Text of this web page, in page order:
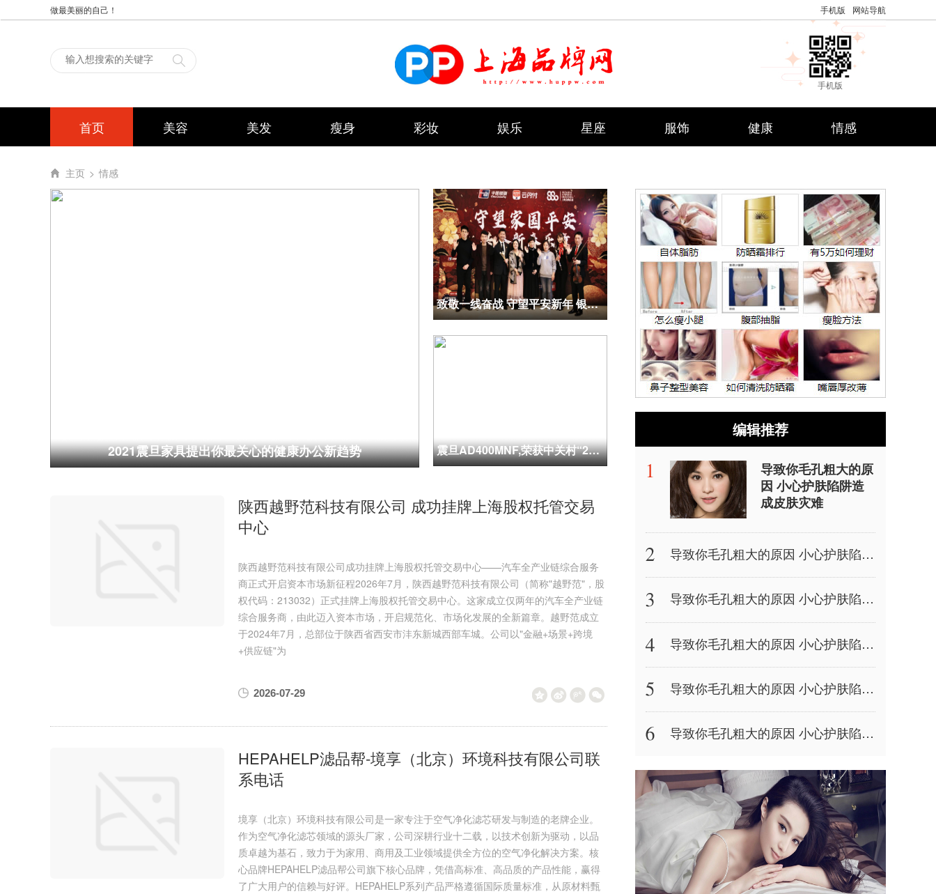
手机版 网站导航
做最美丽的自己！
手机版
首页 美容 美发 瘦身 彩妆 娱乐 星座 服饰 健康 情感
主页 > 情感
2021震旦家具提出你最关心的健康办公新趋势
致敬一线奋战 守望平安新年 银联联合上海交响乐团举办“云闪付之夜”新春音乐会
震旦AD400MNF,荣获中关村“2020年度推荐产品奖”
陕西越野范科技有限公司 成功挂牌上海股权托管交易
中心
陕西越野范科技有限公司成功挂牌上海股权托管交易中心——汽车全产业链综合服务
商正式开启资本市场新征程2026年7月，陕西越野范科技有限公司（简称"越野范"，股
权代码：213032）正式挂牌上海股权托管交易中心。这家成立仅两年的汽车全产业链
综合服务商，由此迈入资本市场，开启规范化、市场化发展的全新篇章。越野范成立
于2024年7月，总部位于陕西省西安市沣东新城西部车城。公司以"金融+场景+跨境
+供应链"为
2026-07-29
HEPAHELP滤品帮-境享（北京）环境科技有限公司联
系电话
境享（北京）环境科技有限公司是一家专注于空气净化滤芯研发与制造的老牌企业。
作为空气净化滤芯领域的源头厂家，公司深耕行业十二载，以技术创新为驱动，以品
质卓越为基石，致力于为家用、商用及工业领域提供全方位的空气净化解决方案。核
心品牌HEPAHELP滤品帮公司旗下核心品牌，凭借高标准、高品质的产品性能，赢得
了广大用户的信赖与好评。HEPAHELP系列产品严格遵循国际质量标准，从原材料甄
编辑推荐
导致你毛孔粗大的原
因 小心护肤陷阱造
成皮肤灾难
导致你毛孔粗大的原因 小心护肤陷阱造成皮肤灾难
导致你毛孔粗大的原因 小心护肤陷阱造成皮肤灾难
导致你毛孔粗大的原因 小心护肤陷阱造成皮肤灾难
导致你毛孔粗大的原因 小心护肤陷阱造成皮肤灾难
导致你毛孔粗大的原因 小心护肤陷阱造成皮肤灾难